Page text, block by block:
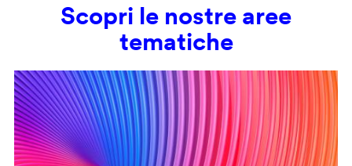
Scopri le nostre aree
tematiche